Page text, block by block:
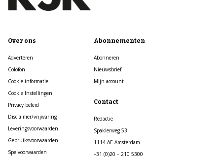
Over ons
Adverteren
Colofon
Cookie informatie
Cookie Instellingen
Privacy beleid
Disclaimer/vrijwaring
Leveringsvoorwaarden
Gebruiksvoorwaarden
Spelvoorwaarden
Abonnementen
Abonneren
Nieuwsbrief
Mijn account
Contact
Redactie
Spaklerweg 53
1114 AE Amsterdam
+31 (0)20 – 210 5300